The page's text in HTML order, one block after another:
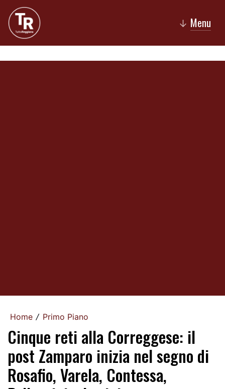
↓ Menu
Home / Primo Piano
Cinque reti alla Correggese: il
post Zamparo inizia nel segno di
Rosafio, Varela, Contessa,